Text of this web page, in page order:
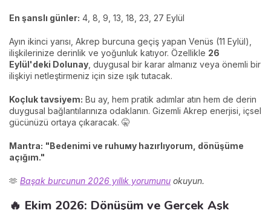
En şanslı günler: 4, 8, 9, 13, 18, 23, 27 Eylül
Ayın ikinci yarısı, Akrep burcuna geçiş yapan Venüs (11 Eylül),
ilişkilerinize derinlik ve yoğunluk katıyor. Özellikle 26
Eylül'deki Dolunay , duygusal bir karar almanız veya önemli bir
ilişkiyi netleştirmeniz için size ışık tutacak.
Koçluk tavsiyem: Bu ay, hem pratik adımlar atın hem de derin
duygusal bağlantılarınıza odaklanın. Gizemli Akrep enerjisi, içsel
gücünüzü ortaya çıkaracak. 🤫
Mantra: "Bedenimi ve ruhuму hazırlıyorum, dönüşüme
açığım."
🫶 Başak burcunun 2026 yıllık yorumunu okuyun.
🔥 Ekim 2026: Dönüşüm ve Gerçek Aşk